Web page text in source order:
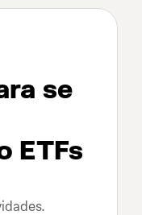
se
ETFs